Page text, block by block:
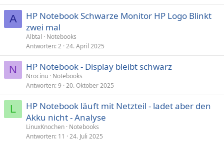
A
HP Notebook Schwarze Monitor HP Logo Blinkt
zwei mal
Albtal
Notebooks
Antworten 2 24. April 2025
N HP Notebook - Display bleibt schwarz
Nrocinu Notebooks
Antworten 9 20. Oktober 2025
L
HP Notebook läuft mit Netzteil - ladet aber den
Akku nicht - Analyse
LinuxKnochen Notebooks
Antworten 11 24. Juli 2025